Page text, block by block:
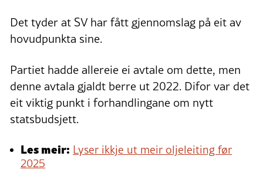
Det tyder at SV har fått gjennomslag på eit av
hovudpunkta sine.
Partiet hadde allereie ei avtale om dette, men
denne avtala gjaldt berre ut 2022. Difor var det
eit viktig punkt i forhandlingane om nytt
statsbudsjett.
Les meir: Lyser ikkje ut meir oljeleiting før
2025